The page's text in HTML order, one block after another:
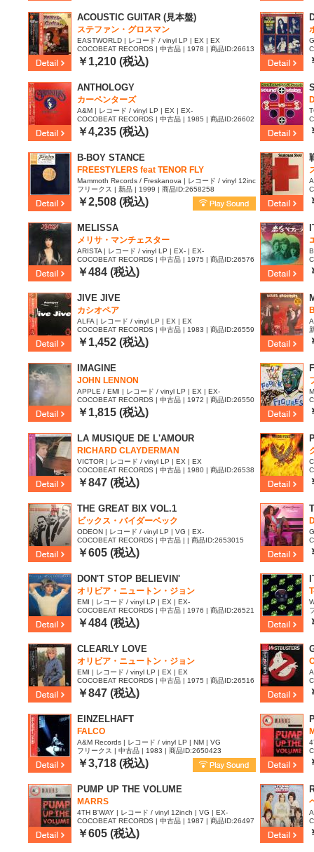
ACOUSTIC GUITAR (見本盤)
ステファン・グロスマン
EASTWORLD | レコード / vinyl LP | EX | EX
COCOBEAT RECORDS | 中古品 | 1978 | 商品ID:26613
87
￥1,210 (税込)
ANTHOLOGY
カーペンターズ
A&M | レコード / vinyl LP | EX | EX-
COCOBEAT RECORDS | 中古品 | 1985 | 商品ID:26602
04
￥4,235 (税込)
B-BOY STANCE
FREESTYLERS feat TENOR FLY
Mammoth Records / Freskanova | レコード / vinyl 12inc
h | S | S
フリークス | 新品 | 1999 | 商品ID:2658258
￥2,508 (税込)
MELISSA
メリサ・マンチェスター
ARISTA | レコード / vinyl LP | EX- | EX-
COCOBEAT RECORDS | 中古品 | 1975 | 商品ID:26576
72
￥484 (税込)
JIVE JIVE
カシオペア
ALFA | レコード / vinyl LP | EX | EX
COCOBEAT RECORDS | 中古品 | 1983 | 商品ID:26559
26
￥1,452 (税込)
3
IMAGINE
JOHN LENNON
APPLE / EMI | レコード / vinyl LP | EX | EX-
COCOBEAT RECORDS | 中古品 | 1972 | 商品ID:26550
48
￥1,815 (税込)
LA MUSIQUE DE L'AMOUR
RICHARD CLAYDERMAN
VICTOR | レコード / vinyl LP | EX | EX
COCOBEAT RECORDS | 中古品 | 1980 | 商品ID:26538
95
￥847 (税込)
THE GREAT BIX VOL.1
ビックス・バイダーベック
ODEON | レコード / vinyl LP | VG | EX-
COCOBEAT RECORDS | 中古品 | | 商品ID:2653015
￥605 (税込)
DON'T STOP BELIEVIN'
オリビア・ニュートン・ジョン
EMI | レコード / vinyl LP | EX | EX-
COCOBEAT RECORDS | 中古品 | 1976 | 商品ID:26521
14
￥484 (税込)
CLEARLY LOVE
オリビア・ニュートン・ジョン
EMI | レコード / vinyl LP | EX | EX
COCOBEAT RECORDS | 中古品 | 1975 | 商品ID:26516
19
￥847 (税込)
EINZELHAFT
FALCO
A&M Records | レコード / vinyl LP | NM | VG
フリークス | 中古品 | 1983 | 商品ID:2650423
￥3,718 (税込)
PUMP UP THE VOLUME
MARRS
4TH B'WAY | レコード / vinyl 12inch | VG | EX-
COCOBEAT RECORDS | 中古品 | 1987 | 商品ID:26497
90
￥605 (税込)